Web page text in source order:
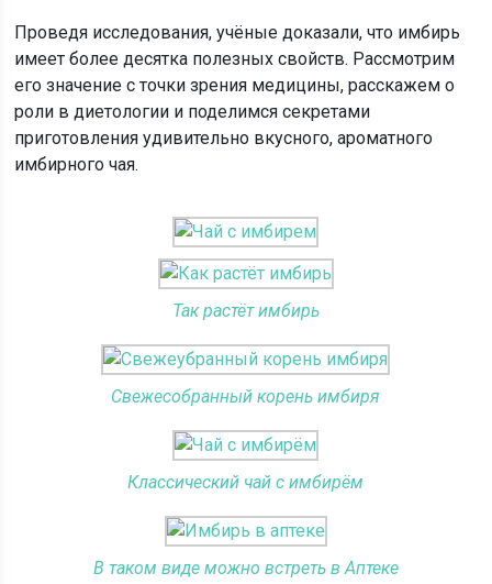
Проведя исследования, учёные доказали, что имбирь
имеет более десятка полезных свойств. Рассмотрим
его значение с точки зрения медицины, расскажем о
роли в диетологии и поделимся секретами
приготовления удивительно вкусного, ароматного
имбирного чая.
Так растёт имбирь
Свежесобранный корень имбиря
Классический чай с имбирём
В таком виде можно встреть в Аптеке